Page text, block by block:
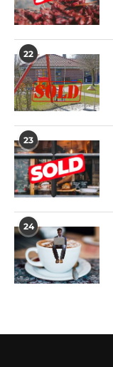
22
23
24